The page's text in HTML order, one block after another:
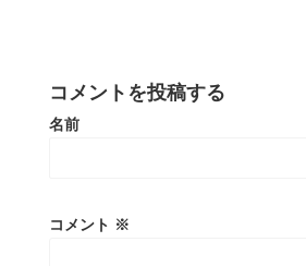
コメントを投稿する
名前
コメント ※